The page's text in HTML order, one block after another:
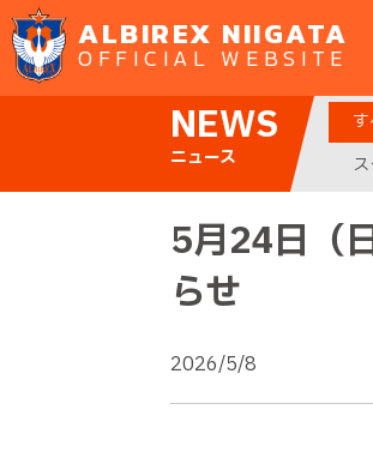
ALBIREX NIIGATA
OFFICIAL WEBSITE
NEWS
ニュース
5月24日（
らせ
2026/5/8